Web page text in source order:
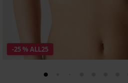
-25 % ALL25